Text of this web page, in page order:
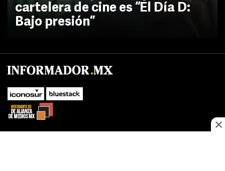
cartelera de cine es “El Día D:
Bajo presión”